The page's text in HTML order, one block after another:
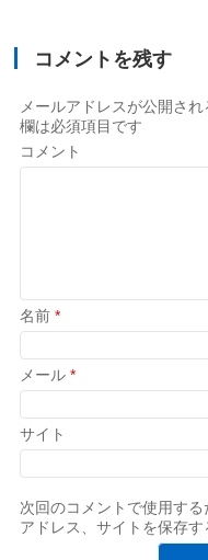
コメントを残す
メールアドレスが公開され
欄は必須項目です
コメント
名前*
メール*
サイト
次回のコメントで使用す
アドレス、サイトを保存す